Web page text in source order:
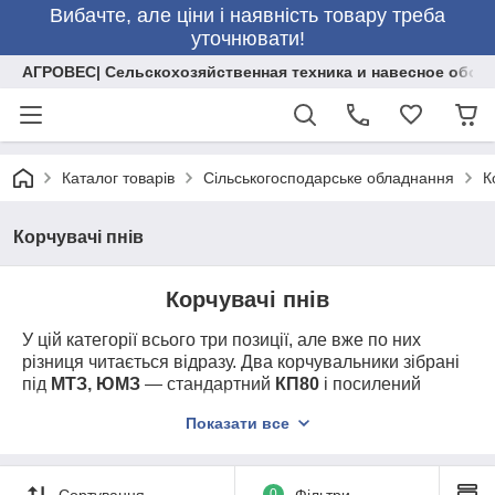
Вибачте, але ціни і наявність товару треба
уточнювати!
АГРОВЕС| Сельскохозяйственная техника и навесное
Каталог товарів Сільськогосподарське обладнання
Корчувачі пнів
Корчувачі пнів
У цій категорії всього три позиції, але вже по них
різниця читається відразу. Два корчувальники зібрані
під МТЗ, ЮМЗ — стандартний КП80 і посилений
по самій добірці видно різний клас техніки і різний
Показати все